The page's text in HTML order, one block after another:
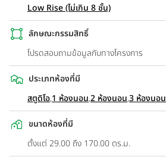
Low Rise (ไม่เกิน 8 ชั้น)
ลักษณะกรรมสิทธิ์
โปรดสอบถามข้อมูลกับทางโครงการ
ประเภทห้องที่มี
สตูดิโอ,1 ห้องนอน,2 ห้องนอน,3 ห้องนอน
ขนาดห้องที่มี
ตั้งแต่ 29.00 ถึง 170.00 ตร.ม.